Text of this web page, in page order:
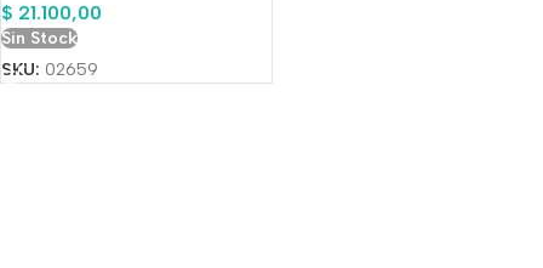
$ 21.100,00
Sin Stock
SKU: 02659